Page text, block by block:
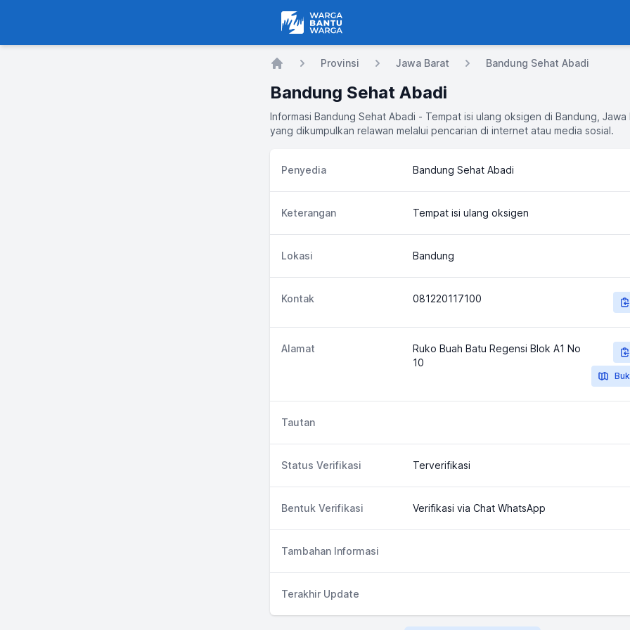
Warga Bantu Warga
Provinsi Jawa Barat Bandung Sehat Abadi
Bandung Sehat Abadi
Informasi Bandung Sehat Abadi - Tempat isi ulang oksigen di Bandung, Jawa
yang dikumpulkan relawan melalui pencarian di internet atau media sosial.
Penyedia Bandung Sehat Abadi
Keterangan Tempat isi ulang oksigen
Lokasi Bandung
Kontak 081220117100
Alamat
Ruko Buah Batu Regensi Blok A1 No
10
Tautan
Status Verifikasi Terverifikasi
Bentuk Verifikasi Verifikasi via Chat WhatsApp
Tambahan Informasi
Terakhir Update